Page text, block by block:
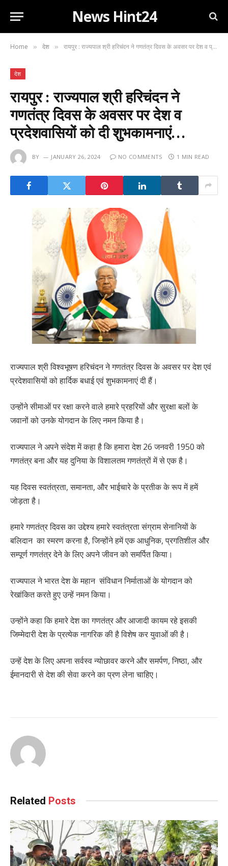
News Hint24
Home » देश » रायपुर : राज्यपाल श्री हरिचंदन ने गणतंत्र दिवस के अवसर पर देश व प्रदेशवासियों को दी शुभकामनाएं…
देश
रायपुर : राज्यपाल श्री हरिचंदन ने
गणतंत्र दिवस के अवसर पर देश व
प्रदेशवासियों को दी शुभकामनाएं…
BY JANUARY 26, 2024 NO COMMENTS 1 MIN READ
राज्यपाल श्री विश्वभूषण हरिचंदन ने गणतंत्र दिवस के अवसर पर देश एवं
प्रदेशवासियों को हार्दिक बधाई एवं शुभकामनाएं दी हैं।
उन्होंने सीमाओं पर रक्षा करने वाले हमारे प्रहरियों और सुरक्षा बलों के
जवानों को उनके योगदान के लिए नमन किया है।
राज्यपाल ने अपने संदेश में कहा है कि हमारा देश 26 जनवरी 1950 को
गणतंत्र बना और यह दुनिया के विशालतम गणतंत्रों में से एक है।
यह दिवस स्वतंत्रता, समानता, और भाईचारे के प्रतीक के रूप में हमें
जोड़ता है।
हमारे गणतंत्र दिवस का उद्देश्य हमारे स्वतंत्रता संग्राम सेनानियों के
बलिदान का स्मरण करना है, जिन्होंने हमें एक आधुनिक, प्रगतिशील और
सम्पूर्ण गणतंत्र देने के लिए अपने जीवन को समर्पित किया।
राज्यपाल ने भारत देश के महान संविधान निर्माताओं के योगदान को
रेखांकित करते हुए उन्हें नमन किया।
उन्होंने कहा कि हमारे देश का गणतंत्र और आजादी कायम रहे इसकी
जिम्मेदारी देश के प्रत्येक नागरिक की है विशेष कर युवाओं की है।
उन्हें देश के लिए अपना सर्वस्व न्योछावर करने और समर्पण, निष्ठा, और
ईमानदारी से देश की सेवा करने का प्रण लेना चाहिए।
Related Posts